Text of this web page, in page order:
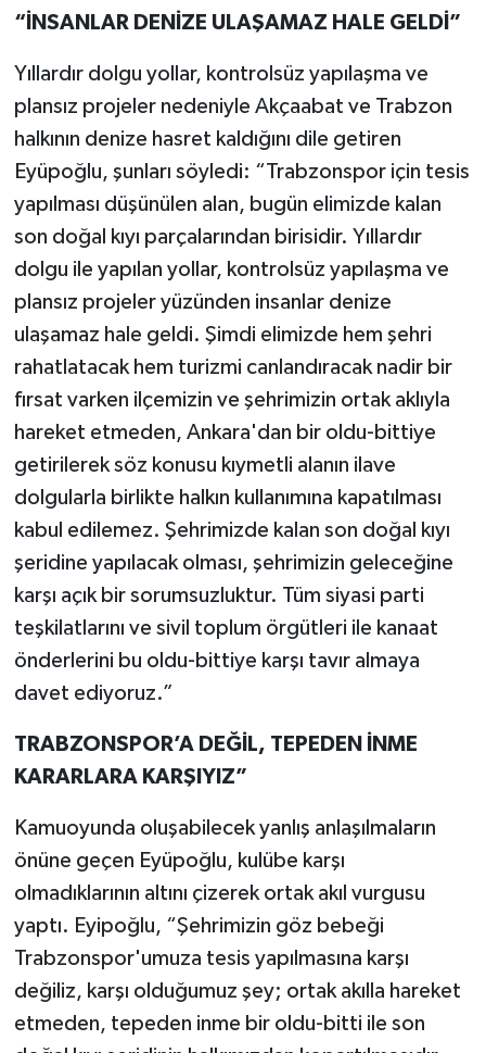
“İNSANLAR DENİZE ULAŞAMAZ HALE GELDİ”
Yıllardır dolgu yollar, kontrolsüz yapılaşma ve
plansız projeler nedeniyle Akçaabat ve Trabzon
halkının denize hasret kaldığını dile getiren
Eyüpoğlu, şunları söyledi: “Trabzonspor için tesis
yapılması düşünülen alan, bugün elimizde kalan
son doğal kıyı parçalarından birisidir. Yıllardır
dolgu ile yapılan yollar, kontrolsüz yapılaşma ve
plansız projeler yüzünden insanlar denize
ulaşamaz hale geldi. Şimdi elimizde hem şehri
rahatlatacak hem turizmi canlandıracak nadir bir
fırsat varken ilçemizin ve şehrimizin ortak aklıyla
hareket etmeden, Ankara'dan bir oldu-bittiye
getirilerek söz konusu kıymetli alanın ilave
dolgularla birlikte halkın kullanımına kapatılması
kabul edilemez. Şehrimizde kalan son doğal kıyı
şeridine yapılacak olması, şehrimizin geleceğine
karşı açık bir sorumsuzluktur. Tüm siyasi parti
teşkilatlarını ve sivil toplum örgütleri ile kanaat
önderlerini bu oldu-bittiye karşı tavır almaya
davet ediyoruz.”
TRABZONSPOR’A DEĞİL, TEPEDEN İNME
KARARLARA KARŞIYIZ”
Kamuoyunda oluşabilecek yanlış anlaşılmaların
önüne geçen Eyüpoğlu, kulübe karşı
olmadıklarının altını çizerek ortak akıl vurgusu
yaptı. Eyipoğlu, “Şehrimizin göz bebeği
Trabzonspor'umuza tesis yapılmasına karşı
değiliz, karşı olduğumuz şey; ortak akılla hareket
etmeden, tepeden inme bir oldu-bitti ile son